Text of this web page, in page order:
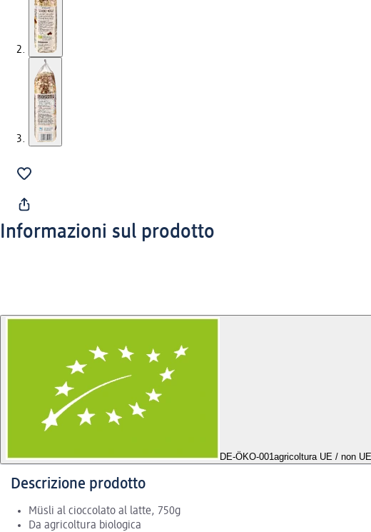
Informazioni sul prodotto
DE-ÖKO-001agricoltura UE / non UE
Descrizione prodotto
Müsli al cioccolato al latte, 750g
Da agricoltura biologica